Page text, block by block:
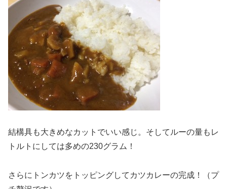
結構具も大きめなカットでいい感じ。そしてルーの量もレ
トルトにしては多めの230グラム！
さらにトンカツをトッピングしてカツカレーの完成！（プ